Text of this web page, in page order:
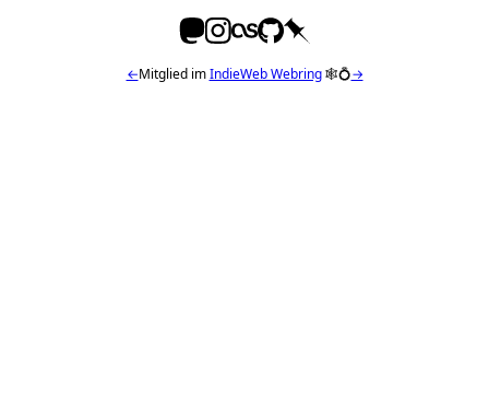
←Mitglied imIndieWeb Webring🕸💍→